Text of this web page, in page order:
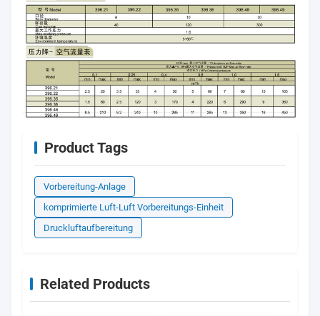
Product Tags
Vorbereitung-Anlage
komprimierte Luft-Luft Vorbereitungs-Einheit
Druckluftaufbereitung
Related Products